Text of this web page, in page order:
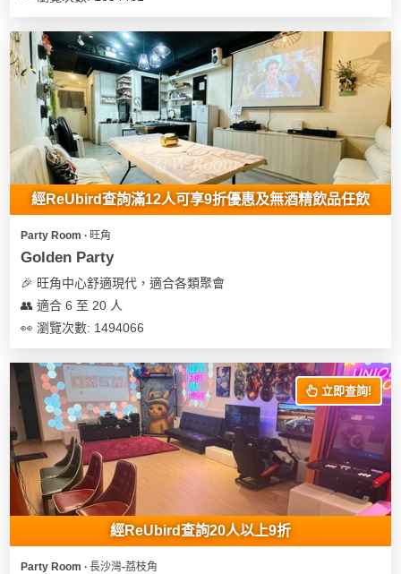
經ReUbird查詢滿12人可享9折優惠及無酒精飲品任飲
Party Room ∙ 旺角
Golden Party
🎉 旺角中心舒適現代，適合各類聚會
👥 適合 6 至 20 人
👀 瀏覽次數: 1494066
立即查詢!
經ReUbird查詢20人以上9折
Party Room ∙ 長沙灣-荔枝角